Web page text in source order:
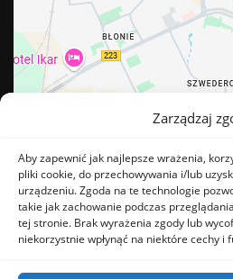
Zarządzaj
Aby zapewnić jak najlepsze wrażenia,
pliki cookie, do przechowywania i/lub
urządzeniu. Zgoda na te technologie
takie jak zachowanie podczas
tej stronie. Brak wyrażenia zgody lub
niekorzystnie wpłynąć na niektóre cechy i
BĄDŹ NA BIEŻĄCO